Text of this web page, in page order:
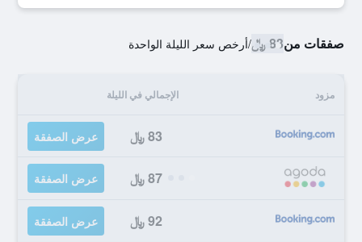
صفقات من83 ﷼ /أرخص سعر الليلة الواحدة
مزود الإجمالي في الليلة
83 ﷼ عرض الصفقة
87 ﷼ عرض الصفقة
92 ﷼ عرض الصفقة